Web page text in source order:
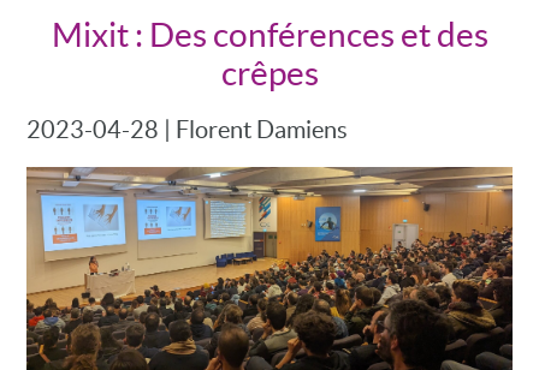
Mixit : Des conférences et des
crêpes
2023-04-28 Florent Damiens